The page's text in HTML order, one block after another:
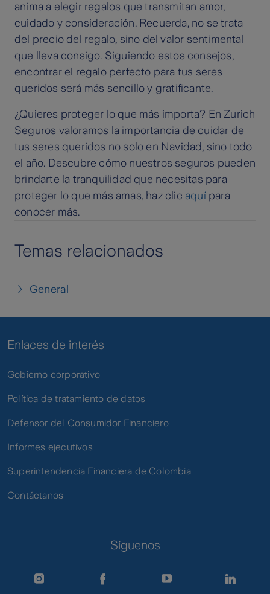
anima a elegir regalos que transmitan amor,
cuidado y consideración. Recuerda, no se trata
del precio del regalo, sino del valor sentimental
que lleva consigo. Siguiendo estos consejos,
encontrar el regalo perfecto para tus seres
queridos será más sencillo y gratificante.
¿Quieres proteger lo que más importa? En Zurich
Seguros valoramos la importancia de cuidar de
tus seres queridos no solo en Navidad, sino todo
el año. Descubre cómo nuestros seguros pueden
brindarte la tranquilidad que necesitas para
proteger lo que más amas, haz clic aquípara
conocer más.
Temas relacionados
General
Enlaces de interés
Gobierno corporativo
Política de tratamiento de datos
Defensor del Consumidor Financiero
Informes ejecutivos
Superintendencia Financiera de Colombia
Contáctanos
Síguenos